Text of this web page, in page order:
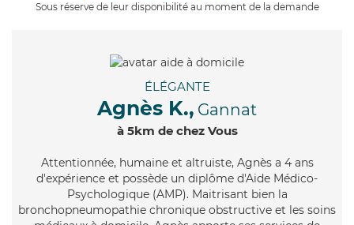
Sous réserve de leur disponibilité au moment de la demande
ÉLÉGANTE
Agnès K., Gannat
à 5km de chez Vous
Attentionnée, humaine et altruiste, Agnès a 4 ans
d'expérience et possède un diplôme d'Aide Médico-
Psychologique (AMP). Maitrisant bien la
bronchopneumopathie chronique obstructive et les soins